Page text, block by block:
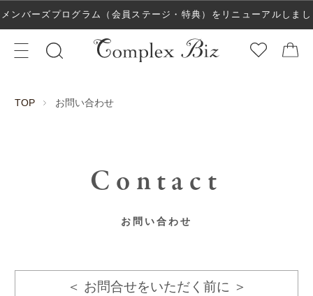
メンバーズプログラム（会員ステージ・特典）をリニューアルしまし
た！
TOP お問い合わせ
Contact
お問い合わせ
＜ お問合せをいただく前に ＞